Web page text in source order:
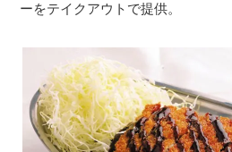
ーをテイクアウトで提供。